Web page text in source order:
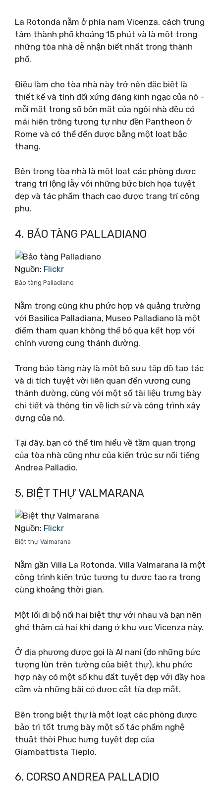
La Rotonda nằm ở phía nam Vicenza, cách trung
tâm thành phố khoảng 15 phút và là một trong
những tòa nhà dễ nhận biết nhất trong thành
phố.
Điều làm cho tòa nhà này trở nên đặc biệt là
thiết kế và tính đối xứng đáng kinh ngạc của nó –
mỗi mặt trong số bốn mặt của ngôi nhà đều có
mái hiên trông tương tự như đền Pantheon ở
Rome và có thể đến được bằng một loạt bậc
thang.
Bên trong tòa nhà là một loạt các phòng được
trang trí lộng lẫy với những bức bích họa tuyệt
đẹp và tác phẩm thạch cao được trang trí công
phu.
4. BẢO TÀNG PALLADIANO
Nguồn: Flickr
Bảo tàng Palladiano
Nằm trong cùng khu phức hợp và quảng trường
với Basilica Palladiana, Museo Palladiano là một
điểm tham quan không thể bỏ qua kết hợp với
chính vương cung thánh đường.
Trong bảo tàng này là một bộ sưu tập đồ tạo tác
và di tích tuyệt vời liên quan đến vương cung
thánh đường, cùng với một số tài liệu trưng bày
chi tiết và thông tin về lịch sử và công trình xây
dựng của nó.
Tại đây, bạn có thể tìm hiểu về tầm quan trọng
của tòa nhà cũng như của kiến ​​trúc sư nổi tiếng
Andrea Palladio.
5. BIỆT THỰ VALMARANA
Nguồn: Flickr
Biệt thự Valmarana
Nằm gần Villa La Rotonda, Villa Valmarana là một
công trình kiến ​​trúc tương tự được tạo ra trong
cùng khoảng thời gian.
Một lối đi bộ nối hai biệt thự với nhau và bạn nên
ghé thăm cả hai khi đang ở khu vực Vicenza này.
Ở địa phương được gọi là Al nani (do những bức
tượng lùn trên tường của biệt thự), khu phức
hợp này có một số khu đất tuyệt đẹp với đầy hoa
cắm và những bãi cỏ được cắt tỉa đẹp mắt.
Bên trong biệt thự là một loạt các phòng được
bảo trì tốt trưng bày một số tác phẩm nghệ
thuật thời Phục hưng tuyệt đẹp của
Giambattista Tieplo.
6. CORSO ANDREA PALLADIO